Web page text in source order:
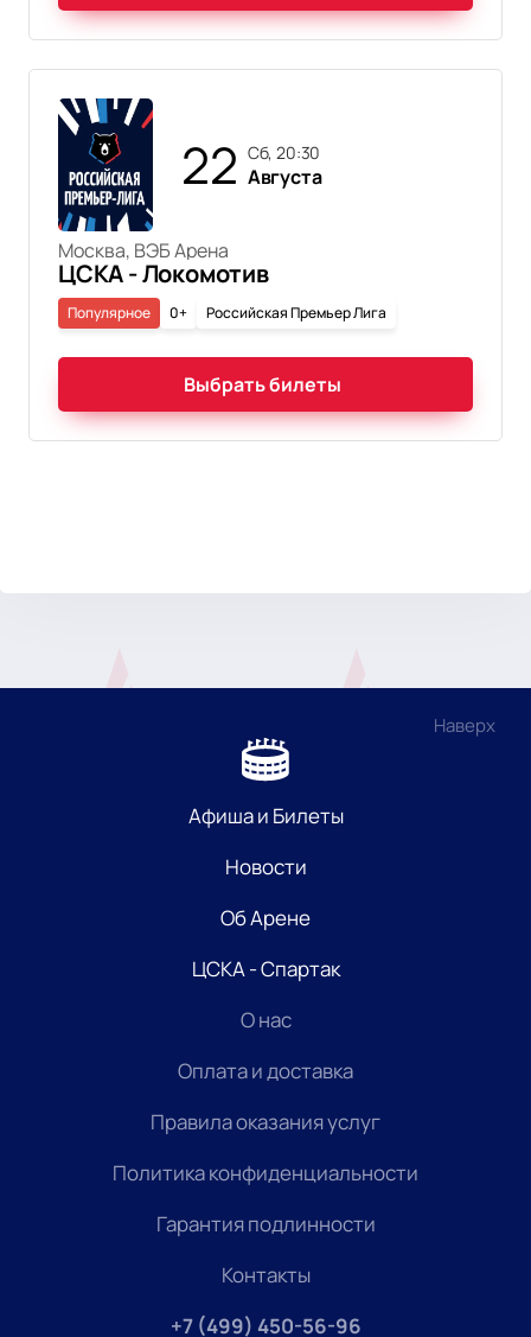
22 сб, 20:30
Августа
Москва, ВЭБ Арена
ЦСКА - Локомотив
0+ Российская Премьер Лига
Популярное
Выбрать билеты
Наверх
Афиша и Билеты
Новости
Об Арене
ЦСКА - Спартак
О нас
Оплата и доставка
Правила оказания услуг
Политика конфиденциальности
Гарантия подлинности
Контакты
+7 (499) 450-56-96